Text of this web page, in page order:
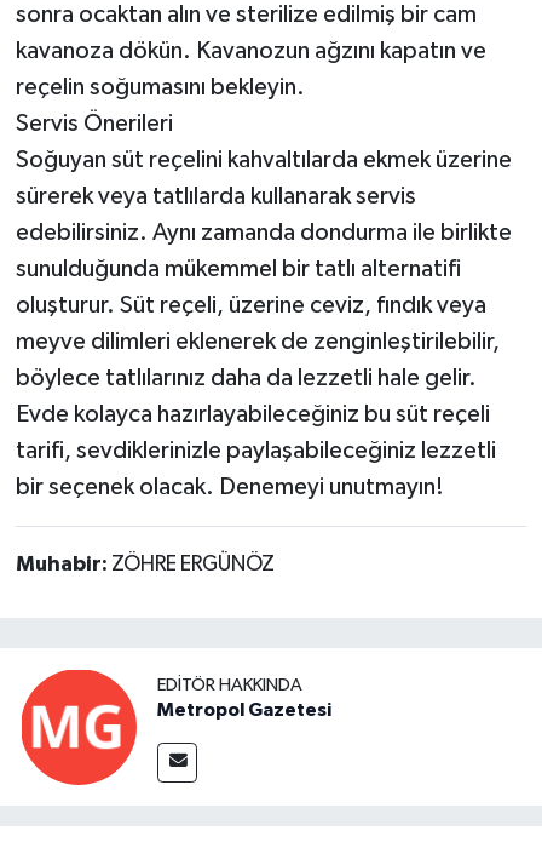
sonra ocaktan alın ve sterilize edilmiş bir cam
kavanoza dökün. Kavanozun ağzını kapatın ve
reçelin soğumasını bekleyin.
Servis Önerileri
Soğuyan süt reçelini kahvaltılarda ekmek üzerine
sürerek veya tatlılarda kullanarak servis
edebilirsiniz. Aynı zamanda dondurma ile birlikte
sunulduğunda mükemmel bir tatlı alternatifi
oluşturur. Süt reçeli, üzerine ceviz, fındık veya
meyve dilimleri eklenerek de zenginleştirilebilir,
böylece tatlılarınız daha da lezzetli hale gelir.
Evde kolayca hazırlayabileceğiniz bu süt reçeli
tarifi, sevdiklerinizle paylaşabileceğiniz lezzetli
bir seçenek olacak. Denemeyi unutmayın!
Muhabir: ZÖHRE ERGÜNÖZ
EDITÖR HAKKINDA
Metropol Gazetesi